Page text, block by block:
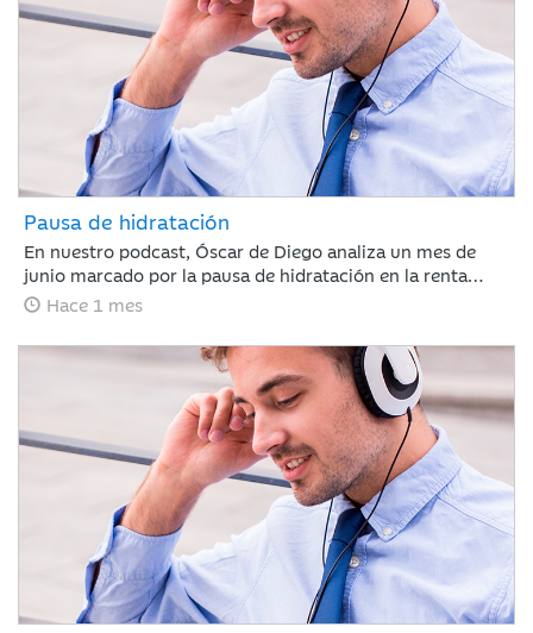
Pausa de hidratación
En nuestro podcast, Óscar de Diego analiza un mes de
junio marcado por la pausa de hidratación en la renta
variable y los avances en renta fija, clave para que Ibercaja
productos en positivo. De cara al verano, el mercado
recalibrará el escenario atento a la macroeconomía y a la
próxima temporada de resultados.
Hace 1 mes